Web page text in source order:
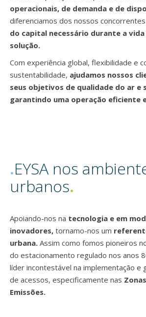
operacionais, de demanda e de
diferenciamos dos nossos concorrentes
do capital necessário durante a
solução.
Com experiência global, flexibilidade e
sustentabilidade, ajudamos nossos
seus objetivos de qualidade do ar e
garantindo uma operação eficiente
.EYSA nos
urbanos.
Apoiando-nos na tecnologia e em
inovadores, tornamo-nos um
urbana. Assim como fomos pioneiros
do estacionamento regulado nos anos
líder incontestável na implementação e
de acessos, especificamente nas
Emissões.